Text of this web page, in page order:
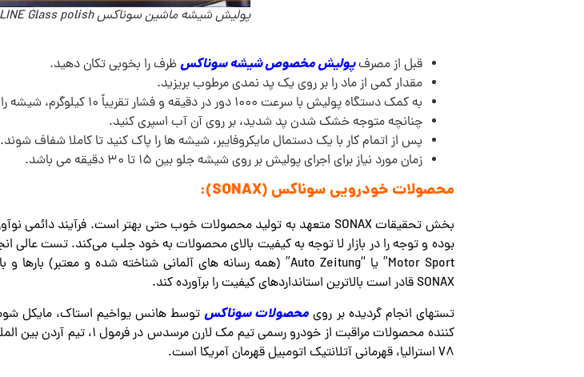
پولیش شیشه ماشین سوناکس SONAX PROFILINE Glass polish
قبل از مصرفپولیش مخصوص شیشه سوناکسظرف را بخوبی تکان دهید.
مقدار کمی از ماد را بر روی یک پد نمدی مرطوب بریزید.
به کمک دستگاه پولیش با سرعت 1000 دور در دقیقه و فشار تقریباً 10 کیلوگرم، شیشه را پولیش کنید.
چنانچه متوجه خشک شدن پد شدید، بر روی آن آب اسپری کنید.
پس از اتمام کار با یک دستمال مایکروفایبر، شیشه ها را پاک کنید تا کاملا شفاف شوند.
زمان مورد نیاز برای اجرای پولیش بر روی شیشه جلو بین 15 تا 30 دقیقه می باشد.
محصولات خودرویی سوناکس (SONAX):
SONAX قادر است بالاترین استانداردهای کیفیت را برآورده کند.
تستهای انجام گردیده بر روی محصولات سوناکس
V8 استرالیا، قهرمانی آتلانتیک اتومبیل قهرمان آمریکا است.